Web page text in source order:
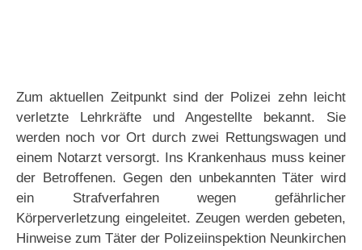
Zum aktuellen Zeitpunkt sind der Polizei zehn leicht
verletzte Lehrkräfte und Angestellte bekannt. Sie
werden noch vor Ort durch zwei Rettungswagen und
einem Notarzt versorgt. Ins Krankenhaus muss keiner
der Betroffenen. Gegen den unbekannten Täter wird
ein Strafverfahren wegen gefährlicher
Körperverletzung eingeleitet. Zeugen werden gebeten,
Hinweise zum Täter der Polizeiinspektion Neunkirchen